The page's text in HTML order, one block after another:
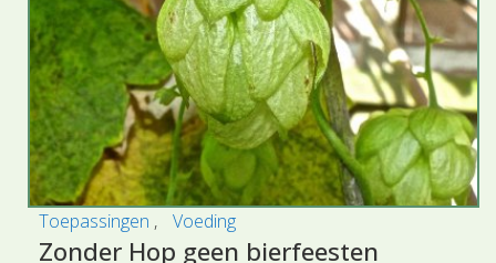
Toepassingen Voeding
Zonder Hop geen bierfeesten